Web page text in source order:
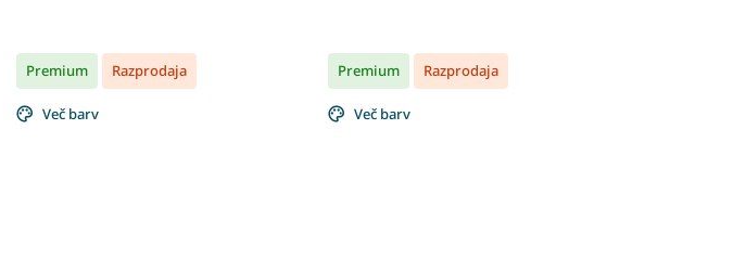
Premium Razprodaja
Več barv
Premium Razprodaja
Več barv